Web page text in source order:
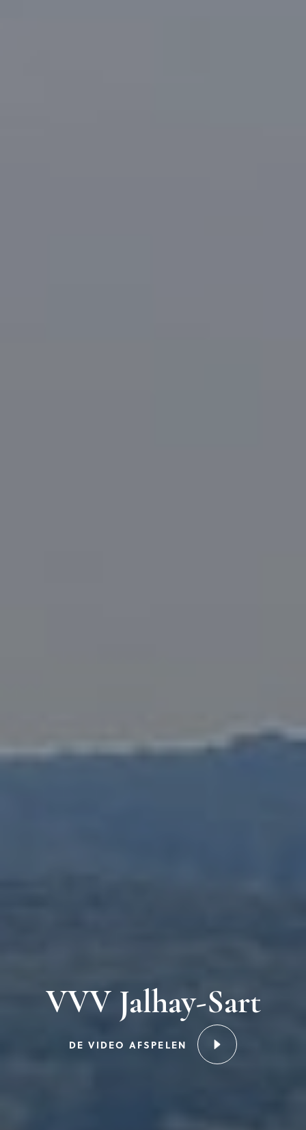
VVV Jalhay-Sart
DE VIDEO AFSPELEN